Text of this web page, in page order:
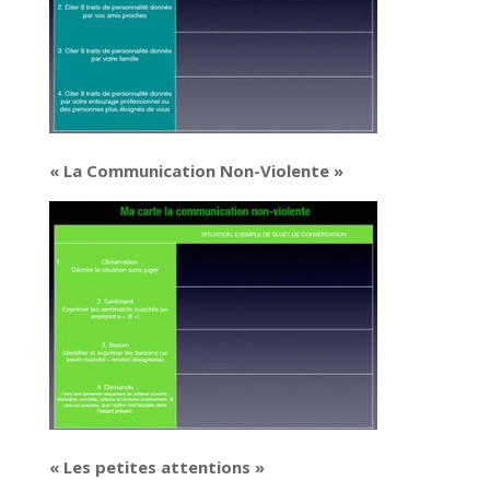
« La Communication Non-Violente »
« Les petites attentions »